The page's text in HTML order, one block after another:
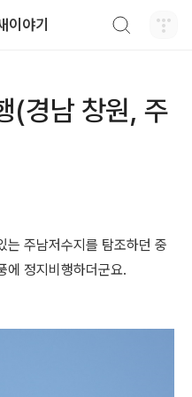
이야기
(경남 창원, 주
는 주남저수지를 탐조하던 중
에 정지비행하더군요.